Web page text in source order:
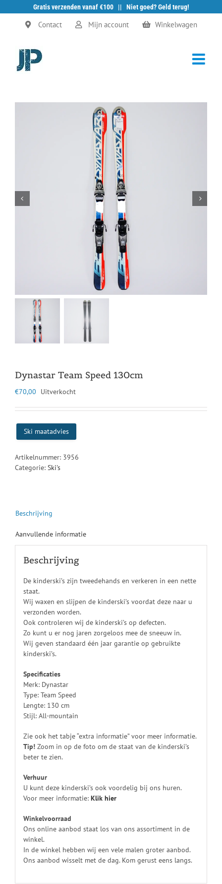
Gratis verzenden vanaf €100 || Niet goed? Geld terug!
Ga
Contact Mijn account Winkelwagen
Dynastar Team Speed 130cm
€70,00 Uitverkocht
Ski maatadvies
Artikelnummer: 3956
Categorie: Ski's
Beschrijving
Aanvullende informatie
Beschrijving
De kinderski’s zijn tweedehands en verkeren in een nette
staat.
Wij waxen en slijpen de kinderski’s voordat deze naar u
verzonden worden.
Ook controleren wij de kinderski’s op defecten.
Zo kunt u er nog jaren zorgeloos mee de sneeuw in.
Wij geven standaard één jaar garantie op gebruikte
kinderski’s.
Specificaties
Merk: Dynastar
Type: Team Speed
Lengte: 130 cm
Stijl: All-mountain
Zie ook het tabje “extra informatie” voor meer informatie.
Tip!Zoom in op de foto om de staat van de kinderski’s
beter te zien.
Verhuur
U kunt deze kinderski’s ook voordelig bij ons huren.
Voor meer informatie: Klik hier
Winkelvoorraad
Ons online aanbod staat los van ons assortiment in de
winkel.
In de winkel hebben wij een vele malen groter aanbod.
Ons aanbod wisselt met de dag. Kom gerust eens langs.